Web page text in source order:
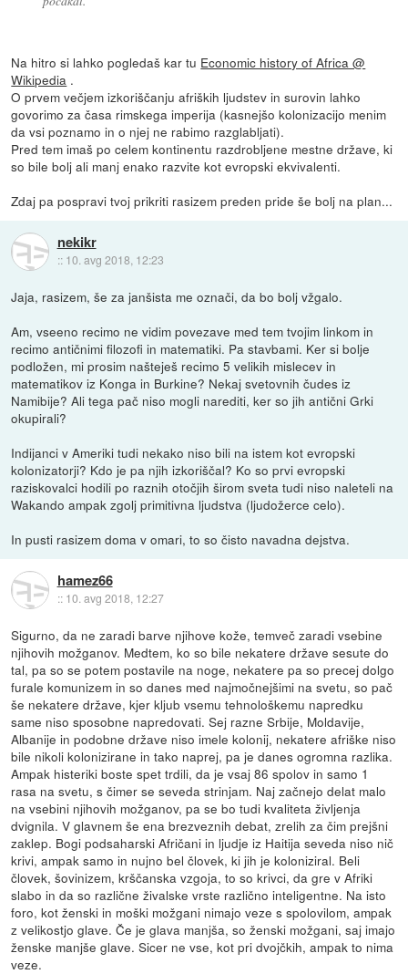
Na hitro si lahko pogledaš kar tu Economic history of Africa @
Wikipedia .
O prvem večjem izkoriščanju afriških ljudstev in surovin lahko
govorimo za časa rimskega imperija (kasnejšo kolonizacijo menim
da vsi poznamo in o njej ne rabimo razglabljati).
Pred tem imaš po celem kontinentu razdrobljene mestne države, ki
so bile bolj ali manj enako razvite kot evropski ekvivalenti.
Zdaj pa pospravi tvoj prikriti rasizem preden pride še bolj na plan...
nekikr
:: 10. avg 2018, 12:23
Jaja, rasizem, še za janšista me označi, da bo bolj vžgalo.
Am, vseeno recimo ne vidim povezave med tem tvojim linkom in
recimo antičnimi filozofi in matematiki. Pa stavbami. Ker si bolje
podložen, mi prosim našteješ recimo 5 velikih mislecev in
matematikov iz Konga in Burkine? Nekaj svetovnih čudes iz
Namibije? Ali tega pač niso mogli narediti, ker so jih antični Grki
okupirali?
Indijanci v Ameriki tudi nekako niso bili na istem kot evropski
kolonizatorji? Kdo je pa njih izkoriščal? Ko so prvi evropski
raziskovalci hodili po raznih otočjih širom sveta tudi niso naleteli na
Wakando ampak zgolj primitivna ljudstva (ljudožerce celo).
In pusti rasizem doma v omari, to so čisto navadna dejstva.
hamez66
:: 10. avg 2018, 12:27
Sigurno, da ne zaradi barve njihove kože, temveč zaradi vsebine
njihovih možganov. Medtem, ko so bile nekatere države sesute do
tal, pa so se potem postavile na noge, nekatere pa so precej dolgo
furale komunizem in so danes med najmočnejšimi na svetu, so pač
še nekatere države, kjer kljub vsemu tehnološkemu napredku
same niso sposobne napredovati. Sej razne Srbije, Moldavije,
Albanije in podobne države niso imele kolonij, nekatere afriške niso
bile nikoli kolonizirane in tako naprej, pa je danes ogromna razlika.
Ampak histeriki boste spet trdili, da je vsaj 86 spolov in samo 1
rasa na svetu, s čimer se seveda strinjam. Naj začnejo delat malo
na vsebini njihovih možganov, pa se bo tudi kvaliteta življenja
dvignila. V glavnem še ena brezveznih debat, zrelih za čim prejšni
zaklep. Bogi podsaharski Afričani in ljudje iz Haitija seveda niso nič
krivi, ampak samo in nujno bel človek, ki jih je koloniziral. Beli
človek, šovinizem, krščanska vzgoja, to so krivci, da gre v Afriki
slabo in da so različne živalske vrste različno inteligentne. Na isto
foro, kot ženski in moški možgani nimajo veze s spolovilom, ampak
z velikostjo glave. Če je glava manjša, so ženski možgani, saj imajo
ženske manjše glave. Sicer ne vse, kot pri dvojčkih, ampak to nima
veze.